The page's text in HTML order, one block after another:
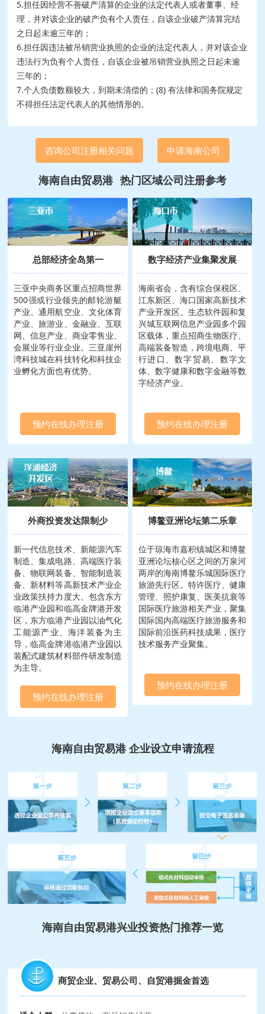
5.担任因经营不善破产清算的企业的法定代表人或者董事、经
理，并对该企业的破产负有个人责任，自该企业破产清算完结
之日起未逾三年的；
6.担任因违法被吊销营业执照的企业的法定代表人，并对该企业
违法行为负有个人责任，自该企业被吊销营业执照之日起未逾
三年的；
7.个人负债数额较大，到期未清偿的；(8) 有法律和国务院规定
不得担任法定代表人的其他情形的。
咨询公司注册相关问题 申请海南公司
海南自由贸易港 热门区域公司注册参考
总部经济全岛第一
三亚中央商务区重点招商世界
500强或行业领先的邮轮游艇
产业、通用航空业、文化体育
产业、旅游业、金融业、互联
网、信息产业、商业零售业、
会展业等行业企业。三亚崖州
湾科技城在科技转化和科技企
业孵化方面也有优势。
预约在线办理注册
数字经济产业集聚发展
海南省会，含有综合保税区、
江东新区、海口国家高新技术
产业开发区、生态软件园和复
兴城互联网信息产业园多个园
区载体，重点招商生物医疗、
高端装备智造，跨境电商、平
行进口、数字贸易、数字文
体、数字健康和数字金融等数
字经济产业。
预约在线办理注册
外商投资发达限制少
新一代信息技术、新能源汽车
制造、集成电路、高端医疗装
备、物联网装备、智能制造装
备、新材料等高新技术产业企
业政策扶持力度大。包含东方
临港产业园和临高金牌港开发
区，东方临港产业园以油气化
工能源产业、海洋装备为主
导，临高金牌港临港产业园以
装配式建筑材料部件研发制造
为主导。
预约在线办理注册
博鳌亚洲论坛第二乐章
位于琼海市嘉积镇城区和博鳌
亚洲论坛核心区之间的万泉河
两岸的海南博鳌乐城国际医疗
旅游先行区。特许医疗、健康
管理、照护康复、医美抗衰等
国际医疗旅游相关产业，聚集
国际国内高端医疗旅游服务和
国际前沿医药科技成果，医疗
技术服务产业聚集。
预约在线办理注册
海南自由贸易港 企业设立申请流程
海南自由贸易港兴业投资热门推荐一览
商贸企业、贸易公司、自贸港掘金首选